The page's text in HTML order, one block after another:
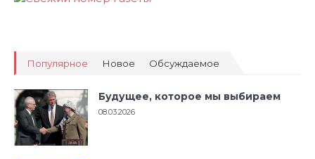
Популярное Новое Обсуждаемое
Будущее, которое мы выбираем
08.03.2026